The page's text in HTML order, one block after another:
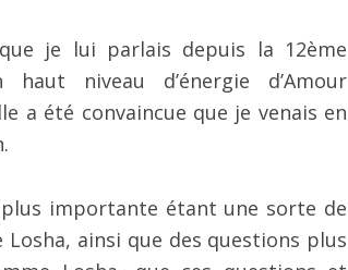
je lui parlais depuis la 12ème
niveau d’énergie d’Amour
a été convaincue que je venais en
importante étant une sorte de
ainsi que des questions plus